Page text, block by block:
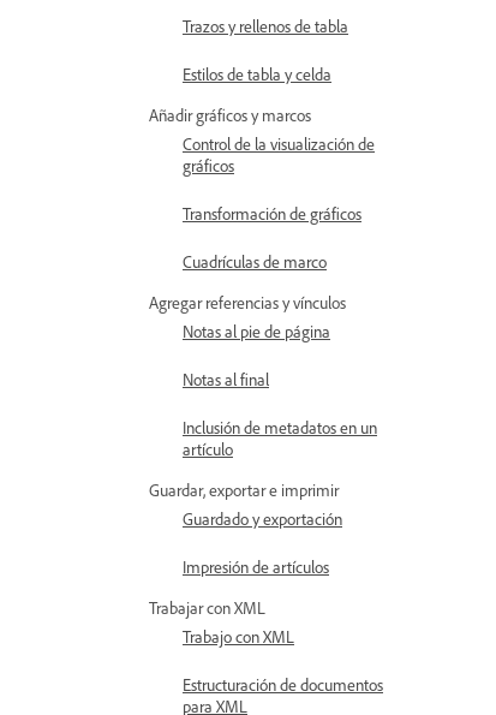
Trazos y rellenos de tabla
Estilos de tabla y celda
Añadir gráficos y marcos
Control de la visualización de
gráficos
Transformación de gráficos
Cuadrículas de marco
Agregar referencias y vínculos
Notas al pie de página
Notas al final
Inclusión de metadatos en un
artículo
Guardar, exportar e imprimir
Guardado y exportación
Impresión de artículos
Trabajar con XML
Trabajo con XML
Estructuración de documentos
para XML